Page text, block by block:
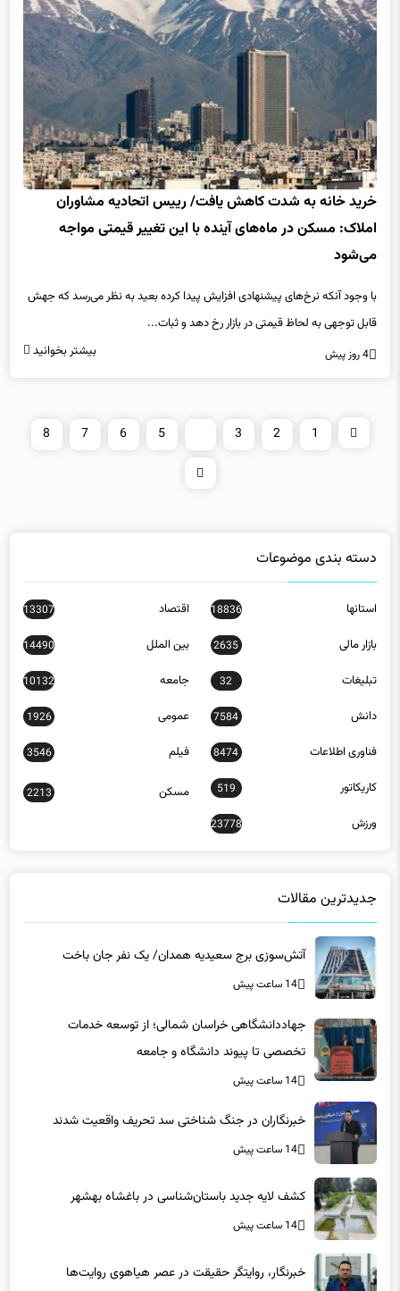
خرید خانه به شدت کاهش یافت/ رییس اتحادیه مشاوران
املاک: مسکن در ماه‌های آینده با این تغییر قیمتی مواجه
می‌شود
با وجود آنکه نرخ‌های پیشنهادی افزایش پیدا کرده بعید به نظر می‌رسد که جهش
قابل توجهی به لحاظ قیمتی در بازار رخ دهد و ثبات...
4 روز پیش بیشتر بخوانید
1
2
3
5
6
7
8
دسته بندی موضوعات
استانها 18836 اقتصاد 13307
بازار مالی 2635 بین الملل 14490
تبلیغات 32 جامعه 10132
دانش 7584 عمومی 1926
فناوری اطلاعات 8474 فیلم 3546
کاریکاتور 519 مسکن 2213
ورزش 23778
جدیدترین مقالات
آتش‌سوزی برج سعیدیه همدان/ یک نفر جان باخت
14 ساعت پیش
جهاددانشگاهی خراسان شمالی؛ از توسعه خدمات
تخصصی تا پیوند دانشگاه و جامعه
14 ساعت پیش
خبرنگاران در جنگ شناختی سد تحریف واقعیت شدند
14 ساعت پیش
کشف لایه جدید باستان‌شناسی در باغشاه بهشهر
14 ساعت پیش
خبرنگار، روایتگر حقیقت در عصر هیاهوی روایت‌ها